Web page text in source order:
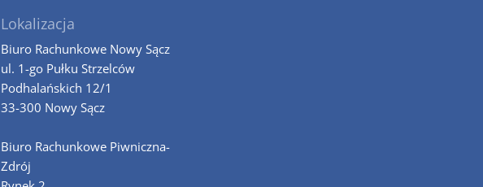
Lokalizacja
Biuro Rachunkowe Nowy Sącz
ul. 1-go Pułku Strzelców
Podhalańskich 12/1
33-300 Nowy Sącz
Biuro Rachunkowe Piwniczna-
Zdrój